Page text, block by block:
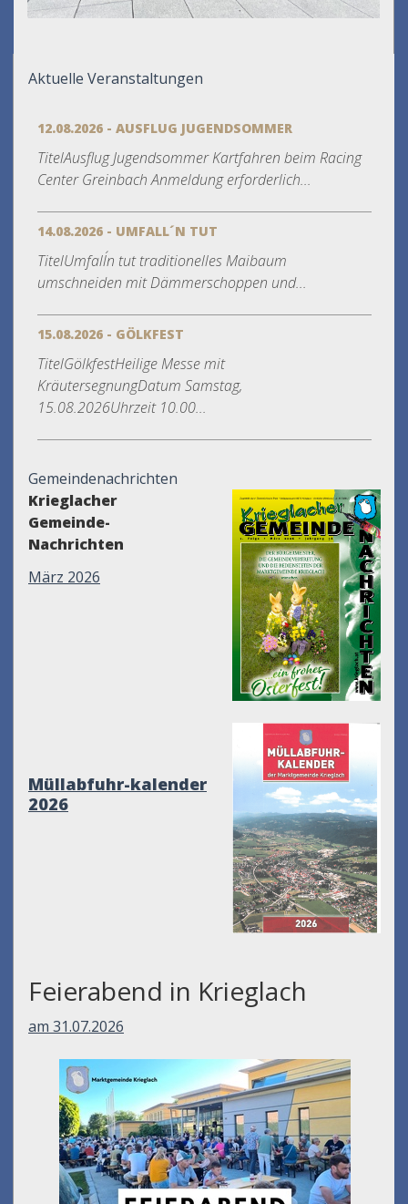
Aktuelle Veranstaltungen
12.08.2026 - AUSFLUG JUGENDSOMMER
TitelAusflug Jugendsommer Kartfahren beim Racing
Center Greinbach Anmeldung erforderlich...
14.08.2026 - UMFALL´N TUT
TitelUmfall´n tut traditionelles Maibaum
umschneiden mit Dämmerschoppen und...
15.08.2026 - GÖLKFEST
TitelGölkfestHeilige Messe mit
KräutersegnungDatum Samstag,
15.08.2026Uhrzeit 10.00...
Gemeindenachrichten
Krieglacher
Gemeinde-
Nachrichten
März 2026
Müllabfuhr-kalender
2026
Feierabend in Krieglach
am 31.07.2026